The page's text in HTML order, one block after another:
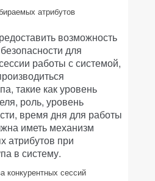
атрибутов
возможность
для
работы с системой,
такие как уровень
роль, уровень
время дня для работы
иметь механизм
атрибутов при
в систему.
конкурентных сессий